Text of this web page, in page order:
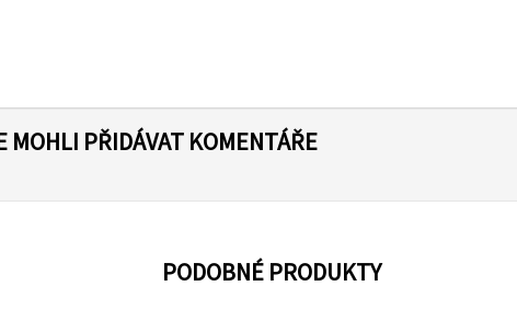
MOHLI PŘIDÁVAT KOMENTÁŘE
PODOBNÉ PRODUKTY